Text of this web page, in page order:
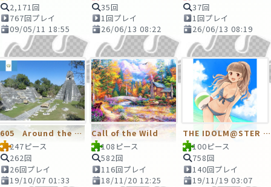
2,171回
767回プレイ
09/05/11 18:55
35回
1回プレイ
26/06/13 08:22
37回
1回プレイ
26/06/13 08:19
605 Around the world（51）グアテマラ共和国
247ピース
262回
26回プレイ
19/10/07 01:33
Call of the Wild
108ピース
582回
116回プレイ
18/11/20 12:25
THE IDOLM@STER CINDERELLA GIRLS
100ピース
758回
140回プレイ
19/11/19 03:07